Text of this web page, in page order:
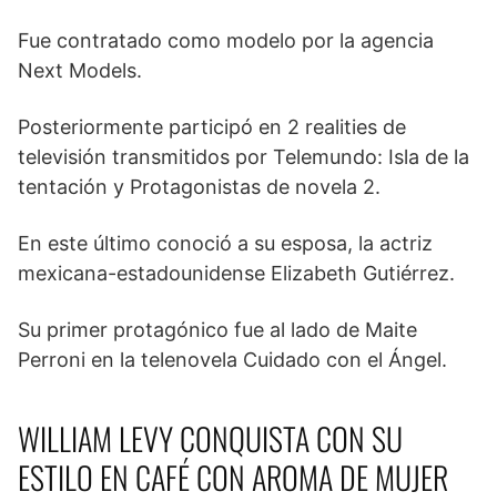
Fue contratado como modelo por la agencia
Next Models.
Posteriormente participó en 2 realities de
televisión transmitidos por Telemundo: Isla de la
tentación y Protagonistas de novela 2.
En este último conoció a su esposa, la actriz
mexicana-estadounidense Elizabeth Gutiérrez.
Su primer protagónico fue al lado de Maite
Perroni en la telenovela Cuidado con el Ángel.
WILLIAM LEVY CONQUISTA CON SU
ESTILO EN CAFÉ CON AROMA DE MUJER